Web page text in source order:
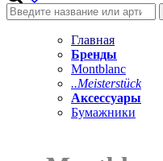
Главная
Бренды
Montblanc
..Meisterstück
Аксессуары
Бумажники